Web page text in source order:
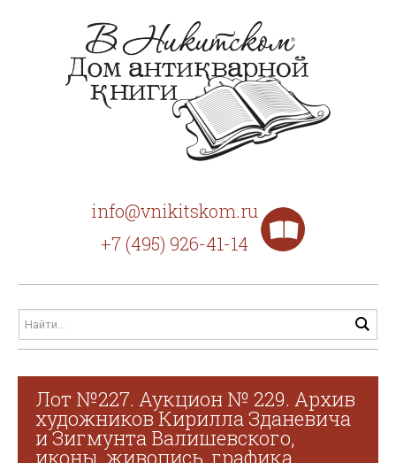
info@vnikitskom.ru
+7 (495) 926-41-14
Лот №227. Аукцион № 229. Архив
художников Кирилла Зданевича
и Зигмунта Валишевского,
иконы, живопись, графика,